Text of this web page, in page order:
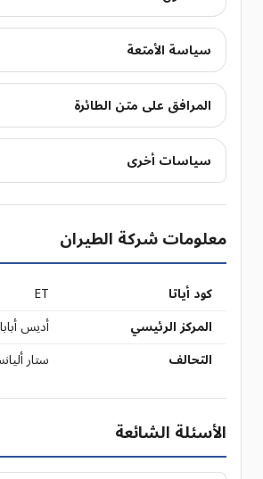
سياسة الأمتعة
المرافق على متن الطائرة
سياسات أخرى
معلومات شركة الطيران
كود أياتا
ET
المركز الرئيسي
أديس أبابا
التحالف
ستار
الأسئلة الشائعة